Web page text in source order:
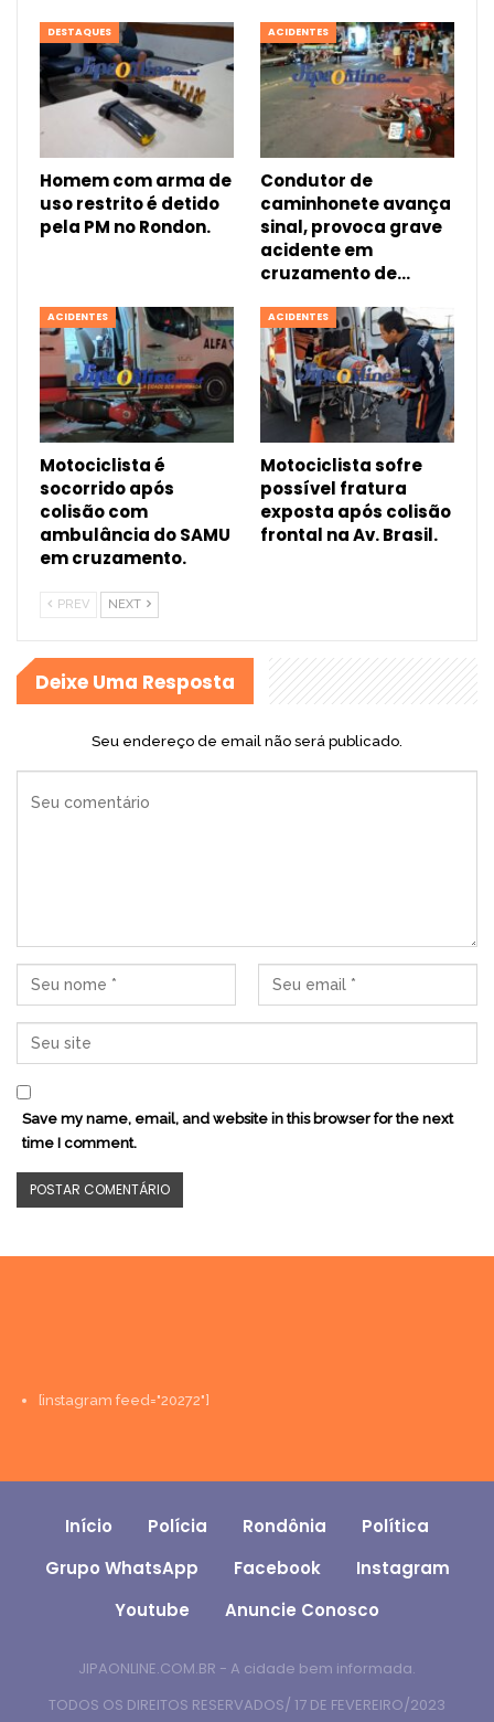
DESTAQUES
Homem com arma de
uso restrito é detido
pela PM no Rondon.
ACIDENTES
Condutor de
caminhonete avança
sinal, provoca grave
acidente em
cruzamento de…
ACIDENTES
Motociclista é
socorrido após
colisão com
ambulância do SAMU
em cruzamento.
ACIDENTES
Motociclista sofre
possível fratura
exposta após colisão
frontal na Av. Brasil.
PREV NEXT
Deixe Uma Resposta
Seu endereço de email não será publicado.
Save my name, email, and website in this browser for the next
time I comment.
[instagram feed="20272"]
Início Polícia Rondônia
Política
Grupo WhatsApp
Facebook
Instagram
Youtube
Anuncie Conosco
JIPAONLINE.COM.BR - A cidade bem informada.
TODOS OS DIREITOS RESERVADOS/ 17 DE FEVEREIRO/2023